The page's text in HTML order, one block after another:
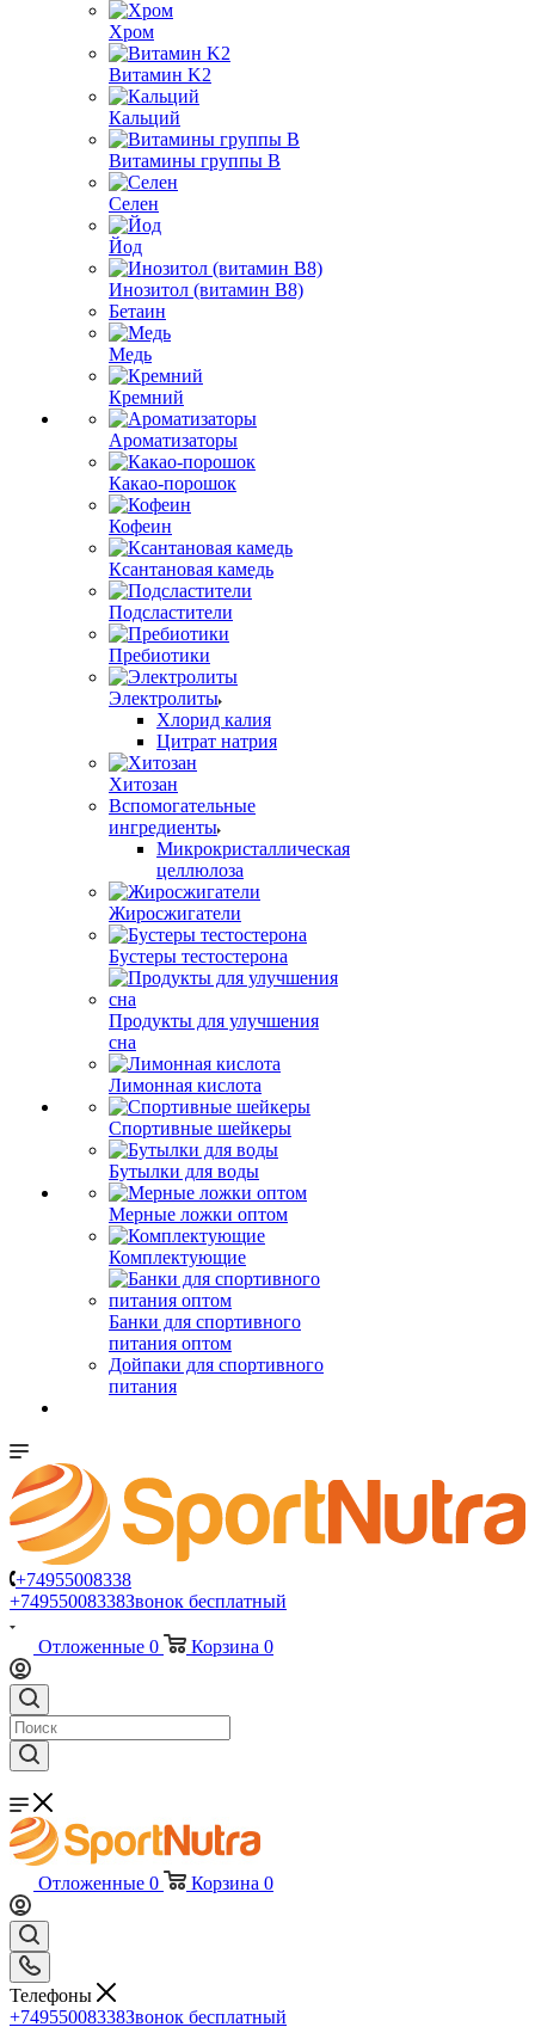
Хром
Витамин K2
Кальций
Витамины группы B
Селен
Йод
Инозитол (витамин B8)
Бетаин
Медь
Кремний
Ароматизаторы
Какао-порошок
Кофеин
Ксантановая камедь
Подсластители
Пребиотики
Электролиты
Хлорид калия
Цитрат натрия
Хитозан
Вспомогательные
ингредиенты
Микрокристаллическая
целлюлоза
Жиросжигатели
Бустеры тестостерона
Продукты для улучшения
сна
Лимонная кислота
Спортивные шейкеры
Бутылки для воды
Мерные ложки оптом
Комплектующие
Банки для спортивного
питания оптом
Дойпаки для спортивного
питания
+74955008338
+74955008338Звонок бесплатный
Отложенные 0 Корзина 0
Отложенные 0 Корзина 0
Телефоны
+74955008338Звонок бесплатный